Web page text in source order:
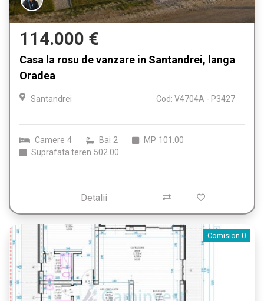
114.000 €
Casa la rosu de vanzare in Santandrei, langa
Oradea
Santandrei Cod: V4704A - P3427
Camere 4 Bai 2 MP 101.00
Suprafata teren 502.00
Detalii
Comision 0